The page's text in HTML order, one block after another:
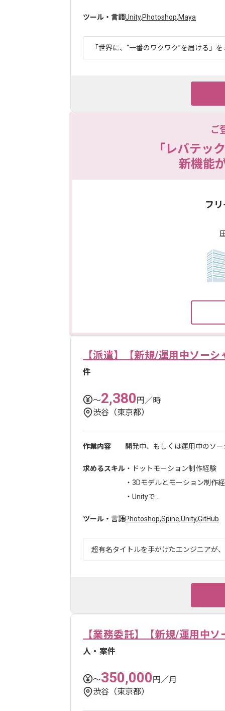
ツール・言語Unity,Photoshop,Maya
「世界に、“一番のワクワク”を届ける」
ご
「レバテッ
新機能
フ
【派遣】【新規/運用中ソー
件
〜2,380円／時
渋谷（東京都）
作業内容 開発中、もしくは運用中のソ
求めるスキル ・ドットモーション制作経験
・3Dモデルとモーション制作
・Unityで...
ツール・言語Photoshop,Spine,Unity,GitHub
超有名タイトルを手がけたエンジニアが
【業務委託】【新規/運用中
人・案件
〜350,000円／月
渋谷（東京都）